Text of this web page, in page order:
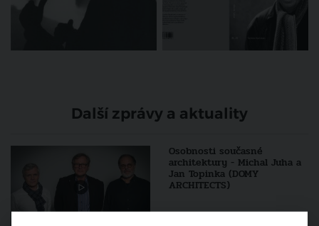
Další zprávy a aktuality
Osobnosti současné
architektury - Michal Juha a
Jan Topinka (DOMY
ARCHITECTS)